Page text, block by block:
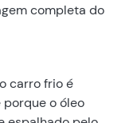
completa do
carro frio é
porque o óleo